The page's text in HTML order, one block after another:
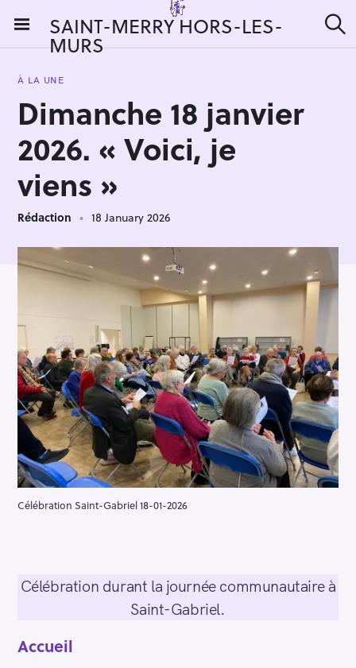
i
SAINT-MERRY HORS-LES-
MURS e
À LA UNE
Dimanche 18 janvier
2026. « Voici, je
viens »
Rédaction 18 January 2026
Célébration Saint-Gabriel 18-01-2026
Célébration durant la journée communautaire à
Saint-Gabriel.
Accueil